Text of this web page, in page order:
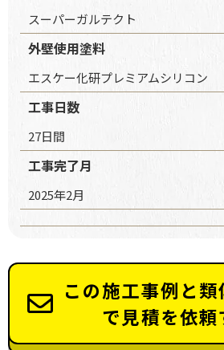
スーパーガルテクト
外壁使用塗料
エスケー化研プレミアムシリコン
工事日数
27日間
工事完了月
2025年2月
この施工事例と
で見積を依頼